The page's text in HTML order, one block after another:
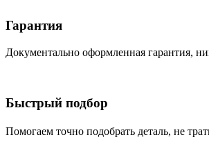
Гарантия
Документально оформленная гарантия,
Быстрый подбор
Помогаем точно подобрать деталь, не